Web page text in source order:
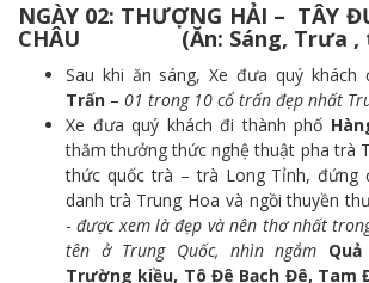
NGÀY 02: THƯỢNG HẢI – TÂY
CHÂU (Ăn: Sáng, Trưa ,
Sau khi ăn sáng, Xe đưa quý khách
Trấn – 01 trong 10 cổ trấn đẹp nhất
Xe đưa quý khách đi thành phố
thăm thưởng thức nghệ thuật pha trà
thức quốc trà – trà Long Tỉnh, đứng
danh trà Trung Hoa và ngồi thuyền
-được xem là đẹp và nên thơ nhất
tên ở Trung Quốc, nhìn ngắm
Trường kiều, Tô Đê Bạch Đê, Tam